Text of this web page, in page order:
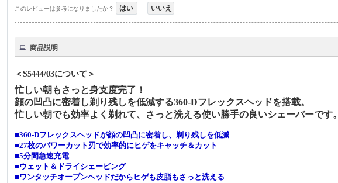
このレビューは参考になりましたか？ はい いいえ
商品説明
＜S5444/03について＞
忙しい朝もさっと身支度完了！
顔の凹凸に密着し剃り残しを低減する360-Dフレックスヘッドを搭載。
忙しい朝でも効率よく剃れて、さっと洗える使い勝手の良いシェーバーです。
■360‐Dフレックスヘッドが顔の凹凸に密着し、剃り残しを低減
■27枚のパワーカット刃で効率的にヒゲをキャッチ＆カット
■5分間急速充電
■ウェット＆ドライシェービング
■ワンタッチオープンヘッドだからヒゲも皮脂もさっと洗える